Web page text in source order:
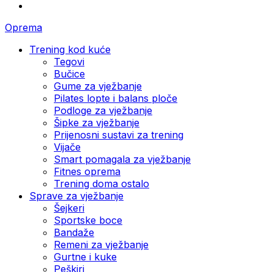
Oprema
Trening kod kuće
Tegovi
Bučice
Gume za vježbanje
Pilates lopte i balans ploče
Podloge za vježbanje
Šipke za vježbanje
Prijenosni sustavi za trening
Vijače
Smart pomagala za vježbanje
Fitnes oprema
Trening doma ostalo
Sprave za vježbanje
Šejkeri
Sportske boce
Bandaže
Remeni za vježbanje
Gurtne i kuke
Peškiri